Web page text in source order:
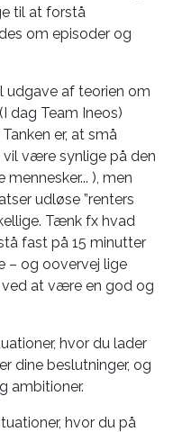
til at forstå
om episoder og
udgave af teorien om
dag Team Ineos)
er, at små
være synlige på den
), men
udløse ”renters
Tænk fx hvad
fast på 15 minutter
– og oovervej lige
at være en god og
hvor du lader
dine beslutninger, og
ambitioner.
hvor du på